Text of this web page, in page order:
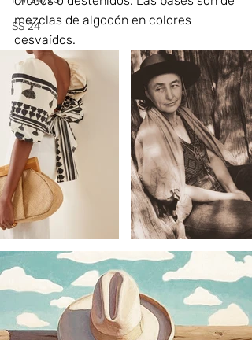
SS 24
mezclas de algodón en colores
desvaídos.